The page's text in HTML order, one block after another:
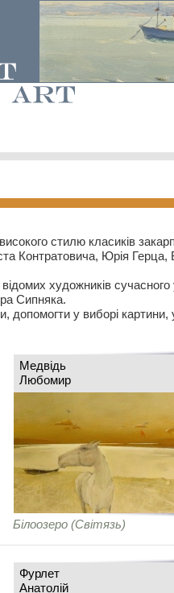
стилю класиків
Контратовича, Юрія
художників
Сипняка.
допомогти у виборі картини,
Медвідь
Любомир
Білоозеро (Світязь)
Фурлет
Анатолій